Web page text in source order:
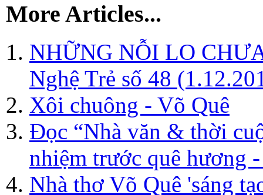
More Articles...
NHỮNG NỖI LO
Nghệ Trẻ số 48
Xôi chuông - Võ Quê
Đọc “Nhà văn & thời
nhiệm trước quê hương
Nhà thơ Võ Quê 'sáng